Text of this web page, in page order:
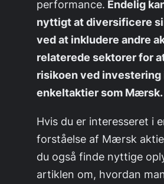
performance. Endelig
nyttigt at diversificere
ved at inkludere andre
relaterede sektorer for
risikoen ved investering
enkeltaktier som Mærsk.
Hvis du er interesseret i
forståelse af Mærsk
du også finde nyttige
artiklen om, hvordan